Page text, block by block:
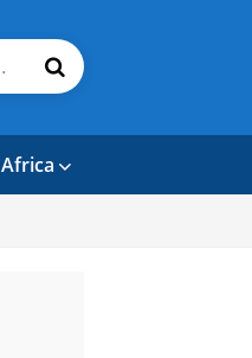
Africa